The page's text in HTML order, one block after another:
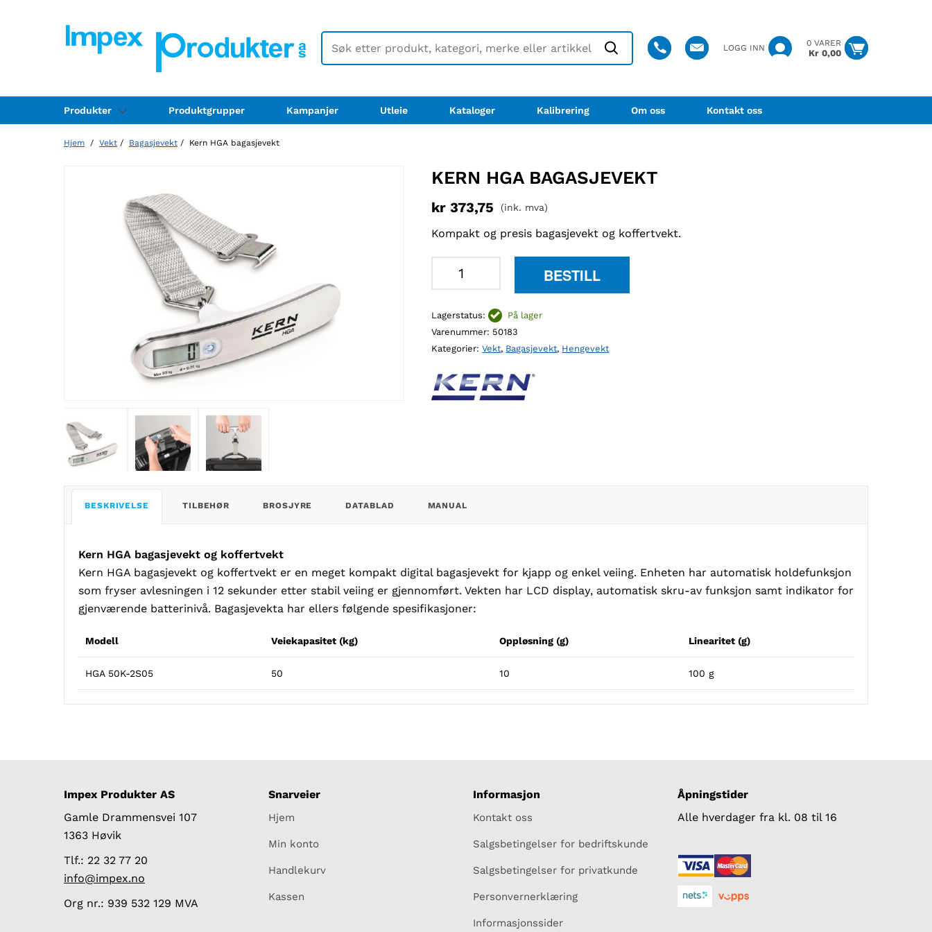
LOGG INN
0 VARER
Kr0,00
Produkter Produktgrupper Kampanjer Utleie Kataloger Kalibrering Om oss Kontakt oss
Hjem / Vekt / Bagasjevekt / Kern HGA bagasjevekt
KERN HGA BAGASJEVEKT
kr 373,75 (ink. mva)
Kompakt og presis bagasjevekt og koffertvekt.
antall
BESTILL
Lagerstatus:
På lager
Varenummer: 50183
Kategorier:Vekt, Bagasjevekt, Hengevekt
BESKRIVELSE TILBEHØR BROSJYRE DATABLAD MANUAL
Kern HGA bagasjevekt og koffertvekt
Kern HGA bagasjevekt og koffertvekt er en meget kompakt digital bagasjevekt for kjapp og enkel veiing. Enheten har automatisk holdefunksjon
som fryser avlesningen i 12 sekunder etter stabil veiing er gjennomført. Vekten har LCD display, automatisk skru-av funksjon samt indikator for
gjenværende batterinivå. Bagasjevekta har ellers følgende spesifikasjoner:
Modell Veiekapasitet (kg) Oppløsning (g) Linearitet (g)
HGA 50K-2S05 50 10 100 g
Impex Produkter AS
Gamle Drammensvei 107
1363 Høvik
Tlf.: 22 32 77 20
info@impex.no
Org nr.: 939 532 129 MVA
Snarveier
Hjem
Min konto
Handlekurv
Kassen
Informasjon
Kontakt oss
Salgsbetingelser for bedriftskunde
Salgsbetingelser for privatkunde
Personvernerklæring
Informasjonssider
Åpningstider
Alle hverdager fra kl. 08 til 16